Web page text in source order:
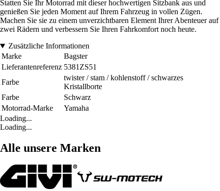
Statten Sie Ihr Motorrad mit dieser hochwertigen Sitzbank aus und
genießen Sie jeden Moment auf Ihrem Fahrzeug in vollen Zügen.
Machen Sie sie zu einem unverzichtbaren Element Ihrer Abenteuer auf
zwei Rädern und verbessern Sie Ihren Fahrkomfort noch heute.
Zusätzliche Informationen
Marke
Bagster
Lieferantenreferenz 5381ZS51
Farbe
twister / stam / kohlenstoff / schwarzes
Kristallborte
Farbe
Schwarz
Motorrad-Marke
Yamaha
Loading...
Loading...
Alle unsere Marken